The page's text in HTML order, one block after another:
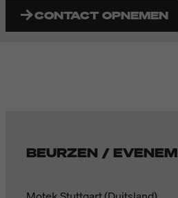
CONTACT OPNEMEN
BEURZEN /